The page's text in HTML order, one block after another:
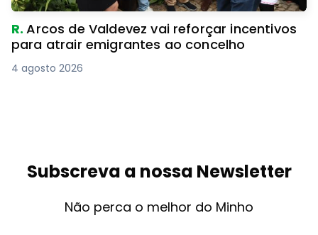
R.Arcos de Valdevez vai reforçar incentivos
para atrair emigrantes ao concelho
4 agosto 2026
Subscreva a nossa Newsletter
Não perca o melhor do Minho